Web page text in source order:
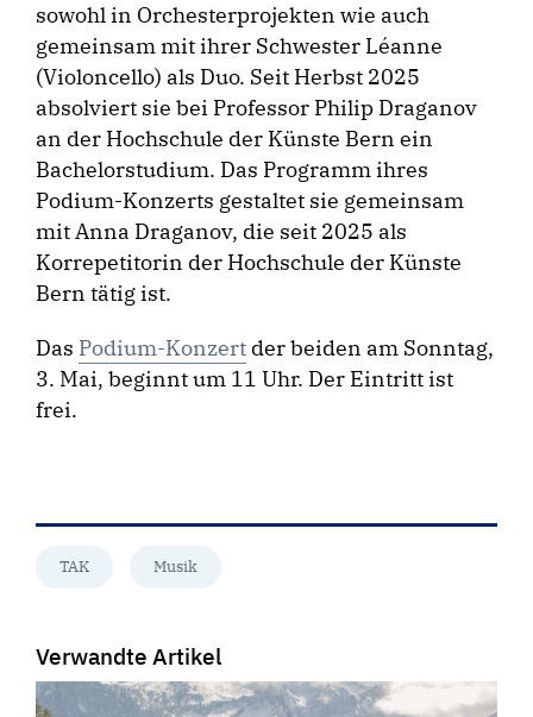
sowohl in Orchesterprojekten wie auch
gemeinsam mit ihrer Schwester Léanne
(Violoncello) als Duo. Seit Herbst 2025
absolviert sie bei Professor Philip Draganov
an der Hochschule der Künste Bern ein
Bachelorstudium. Das Programm ihres
Podium-Konzerts gestaltet sie gemeinsam
mit Anna Draganov, die seit 2025 als
Korrepetitorin der Hochschule der Künste
Bern tätig ist.
Das Podium-Konzert der beiden am Sonntag,
3. Mai, beginnt um 11 Uhr. Der Eintritt ist
frei.
TAK Musik
Verwandte Artikel